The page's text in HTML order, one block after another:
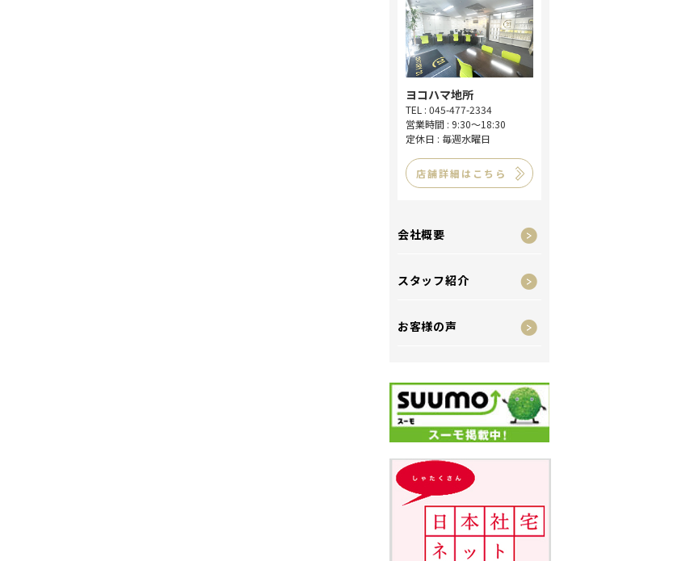
ヨコハマ地所
TEL : 045-477-2334
営業時間 : 9:30～18:30
定休日 : 毎週水曜日
店舗詳細はこちら
会社概要
スタッフ紹介
お客様の声